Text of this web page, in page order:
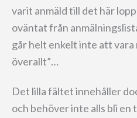
varit anmäld till det här
oväntat från
går helt enkelt inte att vara
överallt”…
Det lilla fältet innehåller
och behöver inte alls bli en